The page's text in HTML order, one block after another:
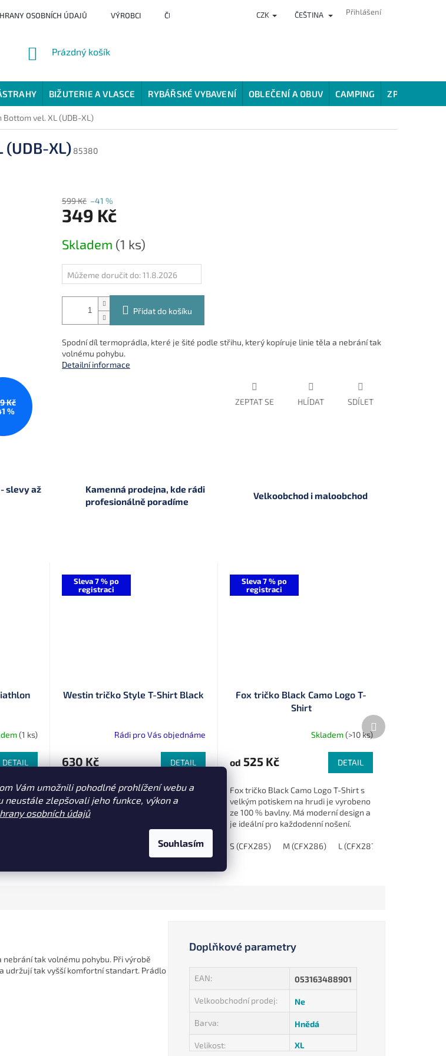
Vám umožnili pohodlné prohlížení webu a
neustále zlepšovali jeho funkce, výkon a
osobních údajů
Souhlasím
OSOBNÍCH ÚDAJŮ VÝROBCI ČLÁNKY HODNOCENÍ OBCHODU VĚRNOSTNÍ
CZK ČEŠTINA Přihlášení
NÁKUPNÍ
Prázdný košík
BIŽUTERIE A VLASCE RYBÁŘSKÉ VYBAVENÍ OBLEČENÍ A OBUV CAMPING ZPŮSOBY
vel. XL (UDB-XL)
XL) 85380
Kč
%
599 Kč –41 %
349 Kč
cena:
Skladem (1 ks)
Můžeme doručit do: 11.8.2026
Přidat do košíku
Spodní díl termoprádla, které je šité podle střihu, který kopíruje linie těla a nebrání tak
volnému pohybu.
Detailní informace
ZEPTAT SE HLÍDAT SDÍLET
slevy až
Kamenná prodejna, kde rádi
profesionálně poradíme
Velkoobchod i maloobchod
(1 ks)
DETAIL
pro
74 / 6 - 9 měsíců 80 / 9 - 12 měsíců 86 / 12 - 18 měsíců 92 / 18 - 24 měsíců
Sleva 7 % po
registraci
Westin tričko Style T-Shirt Black
Rádi pro Vás objednáme
630 Kč DETAIL
Pohodlné tričko z kombinace 50 %
bavlny a 50 % polyesteru, které
poskytuje maximální komfort. S
Sleva 7 % po
registraci
Fox tričko Black Camo Logo T-
Shirt
Skladem(>10 ks)
od 525 Kč DETAIL
Fox tričko Black Camo Logo T-Shirt s
velkým potiskem na hrudi je vyrobeno
ze 100 % bavlny. Má moderní design a
je ideální pro každodenní nošení.
S (CFX285)
M (CFX286) L (CFX287)
Další
produkt
tak volnému pohybu. Při výrobě
udržují tak vyšší komfortní standart. Prádlo
Doplňkové parametry
EAN: 053163488901
Velkoobchodní prodej: Ne
Barva: Hnědá
Velikost: XL